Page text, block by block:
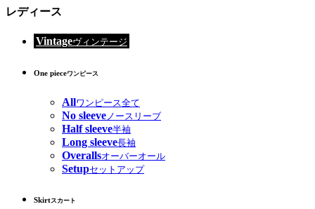
レディース
Vintageヴィンテージ
One pieceワンピース
Allワンピース全て
No sleeve ノースリーブ
Half sleeve半袖
Long sleeve長袖
Overallsオーバーオール
Setupセットアップ
Skirtスカート